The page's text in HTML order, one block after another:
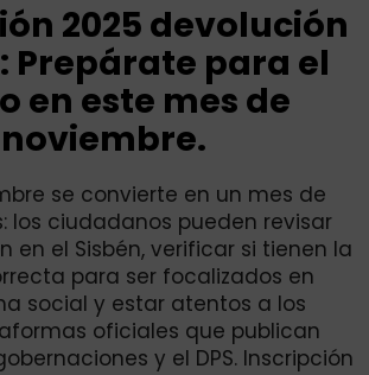
2025 devolución
Prepárate para el
en este mes de
noviembre.
se convierte en un mes de
los ciudadanos pueden revisar
en el Sisbén, verificar si tienen la
para ser focalizados en
social y estar atentos a los
oficiales que publican
y el DPS. Inscripción